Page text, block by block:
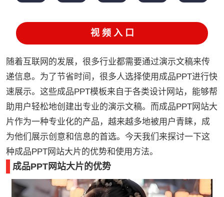
视 频 入 口
随着互联网的发展，很多行业都需要通过演示文稿来传
递信息。为了节省时间，很多人选择使用成品PPT进行快
速展示。这些成品PPT模板来自于各类设计网站，能够帮
助用户轻松地创建出专业的演示文稿。而成品PPT网站大
片作为一种专业化的产品，越来越多地被用户青睐，成
为他们展示创意和信息的首选。今天我们来探讨一下这
种成品PPT网站大片的优势和使用方法。
成品PPT网站大片的优势